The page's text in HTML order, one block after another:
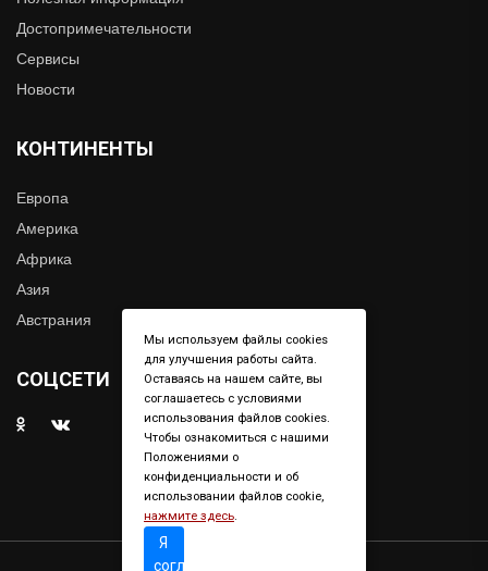
Достопримечательности
Сервисы
Новости
КОНТИНЕНТЫ
Европа
Америка
Африка
Азия
Австрания
СОЦСЕТИ
Copyright © 2019. All right reserved
Мы используем файлы cookies
для улучшения работы сайта.
Оставаясь на нашем сайте, вы
соглашаетесь с условиями
использования файлов cookies.
Чтобы ознакомиться с нашими
Положениями о
конфиденциальности и об
использовании файлов cookie,
нажмите здесь.
Я
согласен